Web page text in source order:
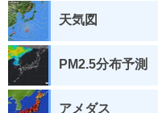
天気図
PM2.5分布予測
アメダス